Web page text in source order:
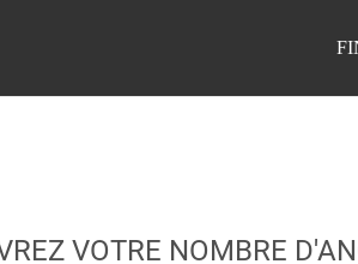
VOTRE NOMBRE